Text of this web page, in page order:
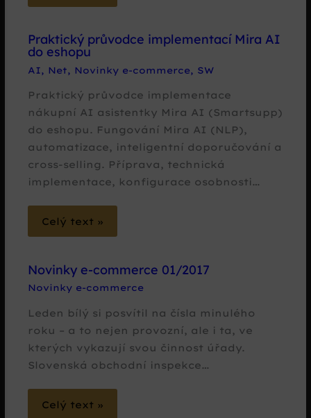
Praktický průvodce implementací Mira AI
do eshopu
AI, Net, Novinky e-commerce, SW
Praktický průvodce implementace
nákupní AI asistentky Mira AI (Smartsupp)
do eshopu. Fungování Mira AI (NLP),
automatizace, inteligentní doporučování a
cross-selling. Příprava, technická
implementace, konfigurace osobnosti…
Celý text »
Novinky e-commerce 01/2017
Novinky e-commerce
Leden bílý si posvítil na čísla minulého
roku – a to nejen provozní, ale i ta, ve
kterých vykazují svou činnost úřady.
Slovenská obchodní inspekce…
Celý text »